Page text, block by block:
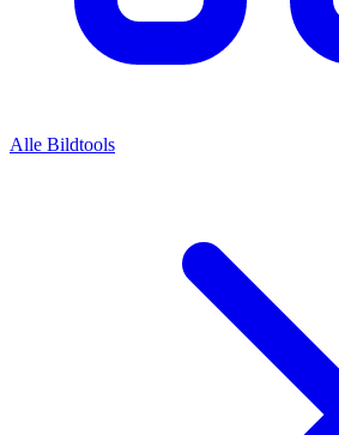
Alle Bildtools